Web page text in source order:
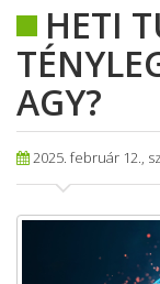
HETI
AGY?
2025. február 12.,